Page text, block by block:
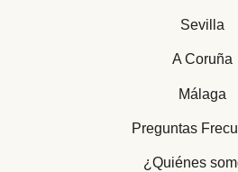
Sevilla
A Coruña
Málaga
Preguntas
¿Quiénes